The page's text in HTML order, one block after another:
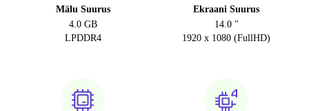
Mälu Suurus
4.0 GB
LPDDR4
Ekraani Suurus
14.0 "
1920 x 1080 (FullHD)